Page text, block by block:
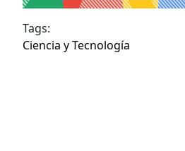
Tags:
Ciencia y Tecnología